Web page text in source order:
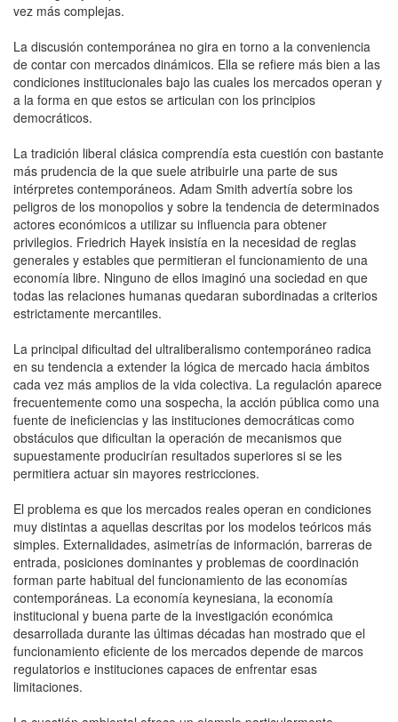
vez más complejas.
La discusión contemporánea no gira en torno a la conveniencia
de contar con mercados dinámicos. Ella se refiere más bien a las
condiciones institucionales bajo las cuales los mercados operan y
a la forma en que estos se articulan con los principios
democráticos.
La tradición liberal clásica comprendía esta cuestión con bastante
más prudencia de la que suele atribuirle una parte de sus
intérpretes contemporáneos. Adam Smith advertía sobre los
peligros de los monopolios y sobre la tendencia de determinados
actores económicos a utilizar su influencia para obtener
privilegios. Friedrich Hayek insistía en la necesidad de reglas
generales y estables que permitieran el funcionamiento de una
economía libre. Ninguno de ellos imaginó una sociedad en que
todas las relaciones humanas quedaran subordinadas a criterios
estrictamente mercantiles.
La principal dificultad del ultraliberalismo contemporáneo radica
en su tendencia a extender la lógica de mercado hacia ámbitos
cada vez más amplios de la vida colectiva. La regulación aparece
frecuentemente como una sospecha, la acción pública como una
fuente de ineficiencias y las instituciones democráticas como
obstáculos que dificultan la operación de mecanismos que
supuestamente producirían resultados superiores si se les
permitiera actuar sin mayores restricciones.
El problema es que los mercados reales operan en condiciones
muy distintas a aquellas descritas por los modelos teóricos más
simples. Externalidades, asimetrías de información, barreras de
entrada, posiciones dominantes y problemas de coordinación
forman parte habitual del funcionamiento de las economías
contemporáneas. La economía keynesiana, la economía
institucional y buena parte de la investigación económica
desarrollada durante las últimas décadas han mostrado que el
funcionamiento eficiente de los mercados depende de marcos
regulatorios e instituciones capaces de enfrentar esas
limitaciones.